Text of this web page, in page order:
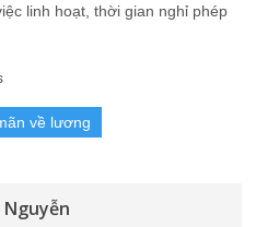
linh hoạt, thời gian nghỉ phép
về lương